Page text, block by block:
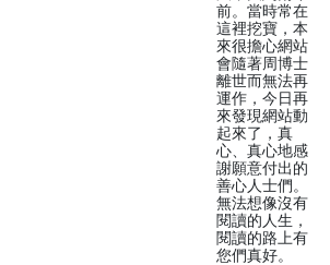
前。當時常在
這裡挖寶，本
來很擔心網站
會隨著周博士
離世而無法再
運作，今日再
來發現網站動
起來了，真
心、真心地感
謝願意付出的
善心人士們。
無法想像沒有
閱讀的人生，
閱讀的路上有
您們真好。